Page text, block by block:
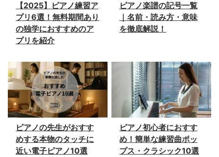
【2025】ピアノ練習ア
プリ6選！無料期間あり
の独学におすすめのア
プリを紹介
ピアノ楽譜の記号一覧
｜名前・読み方・意味
を徹底解説！
ピアノの先生がおすす
めする本物のタッチに
近い電子ピアノ10選
ピアノ初心者におすす
め！簡単な練習曲ポッ
プス・クラシック10選